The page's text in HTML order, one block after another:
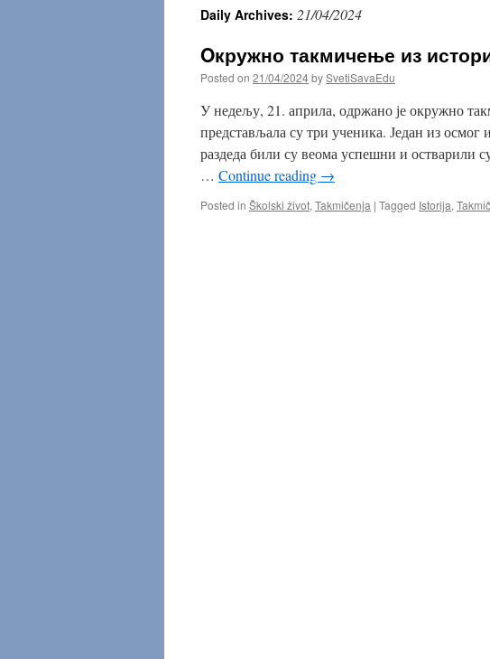
content
Daily Archives: 21/04/2024
Oкружно такмичење из
Posted on 21/04/2024bySvetiSavaEdu
У недељу, 21. априла, одржано је окружно
представљала су три ученика. Један из осмог
раздеда били су веома успешни и остварили
… Continue reading →
Posted in Školski život, Takmičenja | Tagged Istorija,